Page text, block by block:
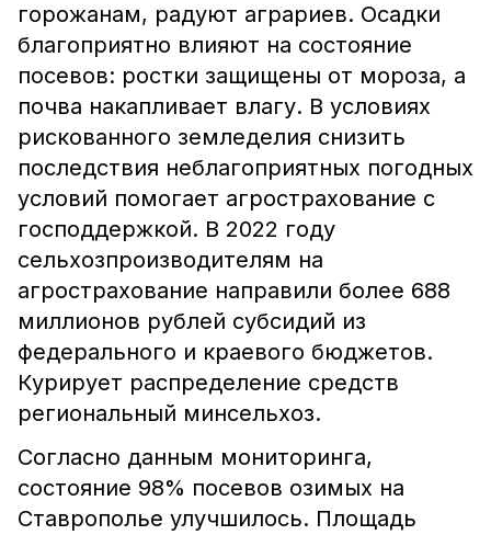
горожанам, радуют аграриев. Осадки
благоприятно влияют на состояние
посевов: ростки защищены от мороза, а
почва накапливает влагу. В условиях
рискованного земледелия снизить
последствия неблагоприятных погодных
условий помогает агрострахование с
господдержкой. В 2022 году
сельхозпроизводителям на
агрострахование направили более 688
миллионов рублей субсидий из
федерального и краевого бюджетов.
Курирует распределение средств
региональный минсельхоз.
Согласно данным мониторинга,
состояние 98% посевов озимых на
Ставрополье улучшилось. Площадь